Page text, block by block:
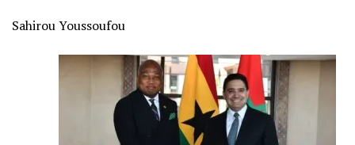
Sahirou Youssoufou